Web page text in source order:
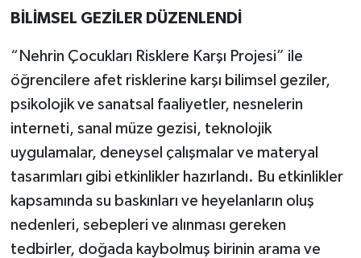
BİLİMSEL GEZİLER DÜZENLENDİ
“Nehrin Çocukları Risklere Karşı Projesi” ile
öğrencilere afet risklerine karşı bilimsel geziler,
psikolojik ve sanatsal faaliyetler, nesnelerin
interneti, sanal müze gezisi, teknolojik
uygulamalar, deneysel çalışmalar ve materyal
tasarımları gibi etkinlikler hazırlandı. Bu etkinlikler
kapsamında su baskınları ve heyelanların oluş
nedenleri, sebepleri ve alınması gereken
tedbirler, doğada kaybolmuş birinin arama ve